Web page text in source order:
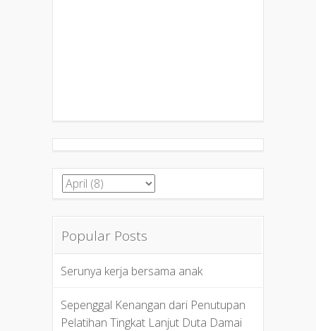
Popular Posts
Serunya kerja bersama anak
Sepenggal Kenangan dari Penutupan
Pelatihan Tingkat Lanjut Duta Damai